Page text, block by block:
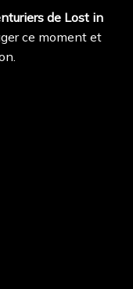
de Lost in
ce moment et